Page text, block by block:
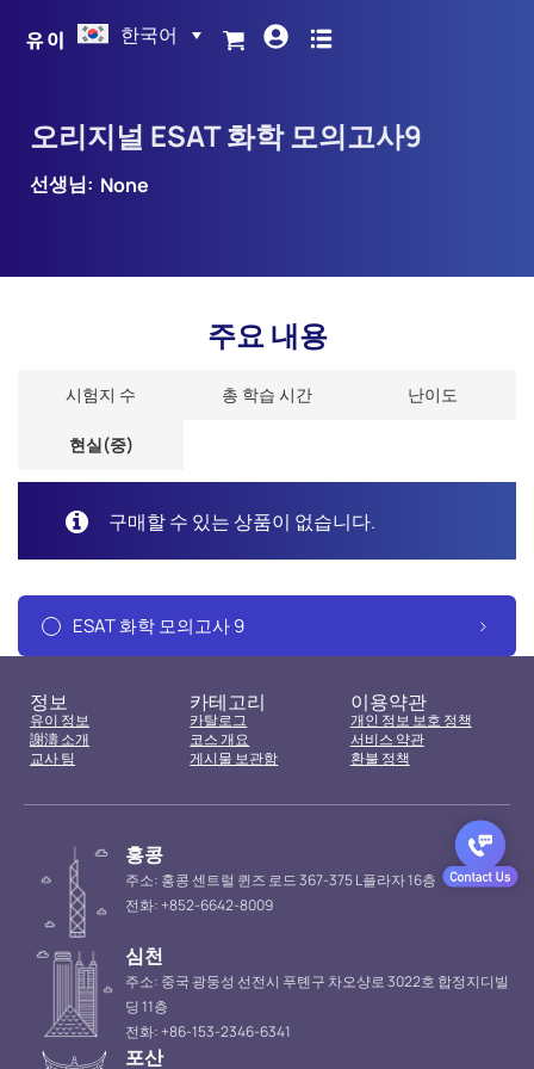
한국어
오리지널 ESAT 화학 모의고사9
선생님: None
주요 내용
시험지 수 총 학습 시간 난이도
현실(중)
구매할 수 있는 상품이 없습니다.
ESAT 화학 모의고사 9
정보
유이 정보
謝濤 소개
교사 팀
카테고리
카탈로그
코스 개요
게시물 보관함
이용약관
개인 정보 보호 정책
서비스 약관
환불 정책
홍콩
주소: 홍콩 센트럴 퀸즈 로드 367-375 L플라자 16층
전화: +852-6642-8009
심천
주소: 중국 광둥성 선전시 푸톈구 차오샹로 3022호 합정지디빌
딩 11층
전화: +86-153-2346-6341
포산